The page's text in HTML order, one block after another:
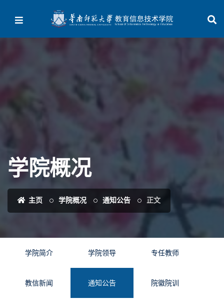
学院概况
主页 学院概况 通知公告 正文
学院简介 学院领导 专任教师
教信新闻 通知公告 院徽院训